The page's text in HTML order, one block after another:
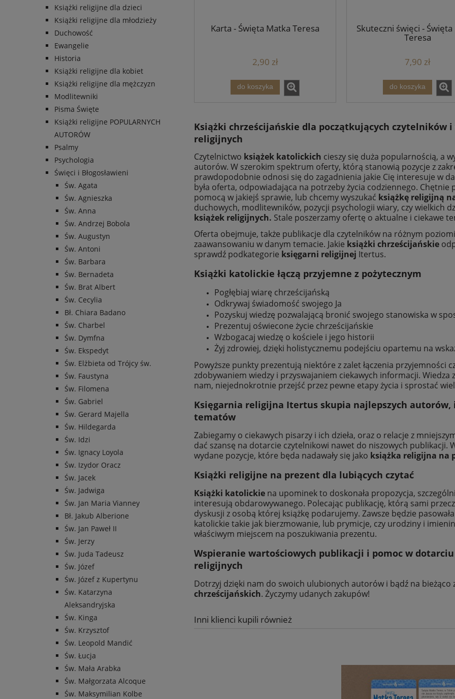
Książki religijne dla dzieci
Książki religijne dla młodzieży
Duchowość
Ewangelie
Historia
Książki religijne dla kobiet
Książki religijne dla mężczyzn
Modlitewniki
Pisma Święte
Książki religijne POPULARNYCH
AUTORÓW
Psalmy
Psychologia
Święci i Błogosławieni
Św. Agata
Św. Agnieszka
Św. Anna
Św. Andrzej Bobola
Św. Augustyn
Św. Antoni
Św. Barbara
Św. Bernadeta
Św. Brat Albert
Św. Cecylia
Bł. Chiara Badano
Św. Charbel
Św. Dymfna
Św. Ekspedyt
Św. Elżbieta od Trójcy św.
Św. Faustyna
Św. Filomena
Św. Gabriel
Św. Gerard Majella
Św. Hildegarda
Św. Idzi
Św. Ignacy Loyola
Św. Izydor Oracz
Św. Jacek
Św. Jadwiga
Św. Jan Maria Vianney
Bł. Jakub Alberione
Św. Jan Paweł II
Św. Jerzy
Św. Juda Tadeusz
Św. Józef
Św. Józef z Kupertynu
Św. Katarzyna
Aleksandryjska
Św. Kinga
Św. Krzysztof
Św. Leopold Mandić
Św. Łucja
Św. Mała Arabka
Św. Małgorzata Alcoque
Św. Maksymilian Kolbe
Karta - Święta Matka Teresa
2,90 zł
do koszyka
Skuteczni święci -
Teresa
7,90 zł
do koszyka
Książki chrześcijańskie dla początkujących czytelników
religijnych
Czytelnictwo książek katolickich cieszy się duża popularnością, a
autorów. W szerokim spektrum oferty, którą stanowią pozycje z
prawdopodobnie odnosi się do zagadnienia jakie Cię interesuje w
była oferta, odpowiadająca na potrzeby życia codziennego.
pomocą w jakiejś sprawie, lub chcemy wyszukać książkę religijną
duchowych, modlitewników, pozycji psychologii wiary, czy wielkich
książek religijnych. Stale poszerzamy ofertę o aktualne i ciekawe
Oferta obejmuje, także publikacje dla czytelników na różnym
zaawansowaniu w danym temacie. Jakie książki chrześcijańskie
sprawdź podkategorie księgarni religijnej Itertus.
Książki katolickie łączą przyjemne z pożytecznym
Pogłębiaj wiarę chrześcijańską
Odkrywaj świadomość swojego Ja
Pozyskuj wiedzę pozwalającą bronić swojego stanowiska w
Prezentuj oświecone życie chrześcijańskie
Wzbogacaj wiedzę o kościele i jego historii
Żyj zdrowiej, dzięki holistycznemu podejściu opartemu na
Powyższe punkty prezentują niektóre z zalet łączenia przyjemności
zdobywaniem wiedzy i przyswajaniem ciekawych informacji.
nam, niejednokrotnie przejść przez pewne etapy życia i sprostać
Księgarnia religijna Itertus skupia najlepszych autorów, i
tematów
Zabiegamy o ciekawych pisarzy i ich dzieła, oraz o relacje z
dać szansę na dotarcie czytelnikowi nawet do niszowych publikacji.
wydane pozycje, które będa nadawały się jako książka religijna na
Książki religijne na prezent dla lubiących czytać
Książki katolickie na upominek to doskonała propozycja,
interesują obdarowywanego. Polecając publikację, którą sami
dyskusji z osobą której książkę podarujemy. Zawsze będzie
katolickie takie jak bierzmowanie, lub prymicje, czy urodziny i
właściwym miejscem na poszukiwania prezentu.
Wspieranie wartościowych publikacji i pomoc w
religijnych
Dotrzyj dzięki nam do swoich ulubionych autorów i bądź na bieżąco
chrześcijańskich. Życzymy udanych zakupów!
Inni klienci kupili również